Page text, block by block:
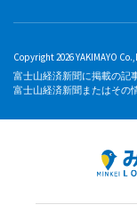
Copyright 2026 YAKIMAYO
富士山経済新聞に掲載の記
富士山経済新聞またはその